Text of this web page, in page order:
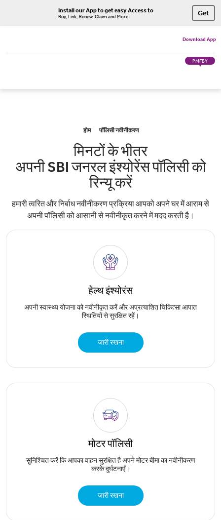
Install our App to get easy Access to
Buy, Link, Renew, Claim and More Get
Download App
PMFBY
होम पॉलिसी नवीनीकरण
मिनटों के भीतर
अपनी SBI जनरल इंश्योरेंस पॉलिसी को
रिन्यू करें
हमारी त्वरित और निर्बाध नवीनीकरण प्रक्रिया आपको अपने घर में आराम से
अपनी पॉलिसी को आसानी से नवीनीकृत करने में मदद करती है।
हेल्थ इंश्योरंस
अपनी स्वास्थ्य योजना को नवीनीकृत करें और अप्रत्याशित चिकित्सा आपात
स्थितियों से सुरक्षित रहें।
जारी रखना
मोटर पॉलिसी
सुनिश्चित करें कि आपका वाहन सुरक्षित है अपने मोटर बीमा का नवीनीकरण
करके दुर्घटनाएँ।
जारी रखना